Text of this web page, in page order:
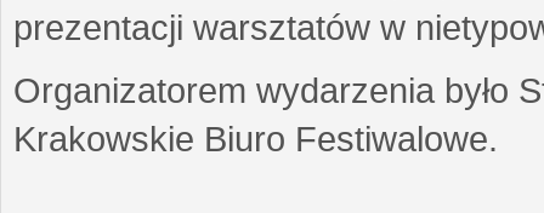
prezentacji warsztatów w
Organizatorem wydarzenia było
Krakowskie Biuro Festiwalowe.